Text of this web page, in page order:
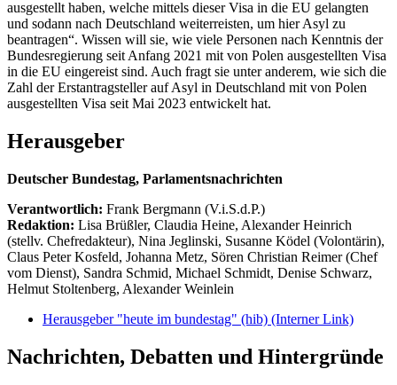
ausgestellt haben, welche mittels dieser Visa in die EU gelangten
und sodann nach Deutschland weiterreisten, um hier Asyl zu
beantragen“. Wissen will sie, wie viele Personen nach Kenntnis der
Bundesregierung seit Anfang 2021 mit von Polen ausgestellten Visa
in die EU eingereist sind. Auch fragt sie unter anderem, wie sich die
Zahl der Erstantragsteller auf Asyl in Deutschland mit von Polen
ausgestellten Visa seit Mai 2023 entwickelt hat.
Herausgeber
Deutscher Bundestag, Parlamentsnachrichten
Verantwortlich: Frank Bergmann (V.i.S.d.P.)
Redaktion: Lisa Brüßler, Claudia Heine, Alexander Heinrich
(stellv. Chefredakteur), Nina Jeglinski, Susanne Ködel (Volontärin),
Claus Peter Kosfeld, Johanna Metz, Sören Christian Reimer (Chef
vom Dienst), Sandra Schmid, Michael Schmidt, Denise Schwarz,
Helmut Stoltenberg, Alexander Weinlein
Herausgeber "heute im bundestag" (hib) (Interner Link)
Nachrichten, Debatten und Hintergründe